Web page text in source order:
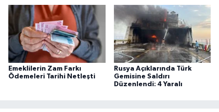
Emeklilerin Zam Farkı
Ödemeleri Tarihi Netleşti
Rusya Açıklarında Türk
Gemisine Saldırı
Düzenlendi: 4 Yaralı